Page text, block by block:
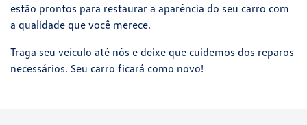
estão prontos para restaurar a aparência do seu carro com
a qualidade que você merece.
Traga seu veículo até nós e deixe que cuidemos dos reparos
necessários. Seu carro ficará como novo!